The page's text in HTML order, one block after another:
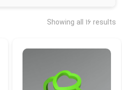
Showing all 16 results